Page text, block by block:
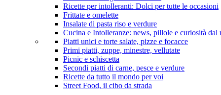
Ricette per intolleranti: Dolci per tutte le occasioni
Frittate e omelette
Insalate di pasta riso e verdure
Cucina e Intolleranze: news, pillole e curiosità dal
Piatti unici e torte salate, pizze e focacce
Primi piatti, zuppe, minestre, vellutate
Picnic e schiscetta
Secondi piatti di carne, pesce e verdure
Ricette da tutto il mondo per voi
Street Food, il cibo da strada